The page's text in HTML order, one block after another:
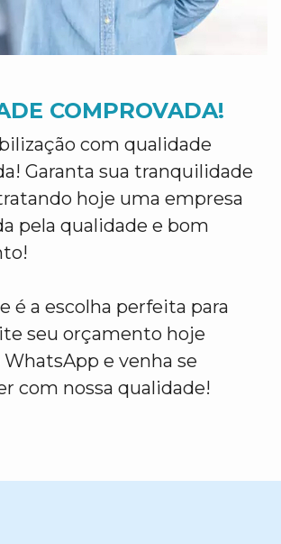
COMPROVADA!
com qualidade
Garanta sua tranquilidade
hoje uma empresa
pela qualidade e bom
é a escolha perfeita para
seu orçamento hoje
e venha se
com nossa qualidade!